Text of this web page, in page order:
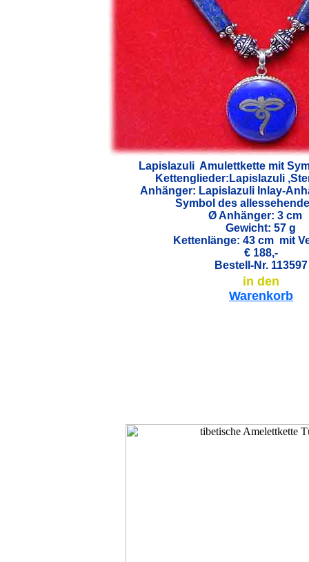
Lapislazuli Amulettkette mit
Kettenglieder:Lapislazuli
Anhänger: Lapislazuli Inlay-
Symbol des
Ø Anhänger: 3
Gewicht: 57 g
Kettenlänge: 43 cm mit
€ 188,-
Bestell-Nr. 113597
in den
Warenkorb